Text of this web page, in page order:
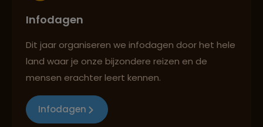
Infodagen
Dit jaar organiseren we infodagen door het hele
land waar je onze bijzondere reizen en de
mensen erachter leert kennen.
Infodagen